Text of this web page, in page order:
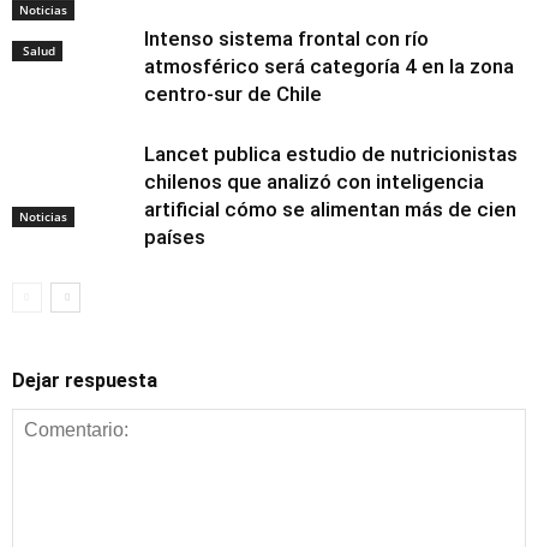
Noticias
Salud
Noticias
Intenso sistema frontal con río
atmosférico será categoría 4 en la zona
centro-sur de Chile
Alimentación y
nutrición
Lancet publica estudio de nutricionistas
chilenos que analizó con inteligencia
artificial cómo se alimentan más de cien
países
Dejar respuesta